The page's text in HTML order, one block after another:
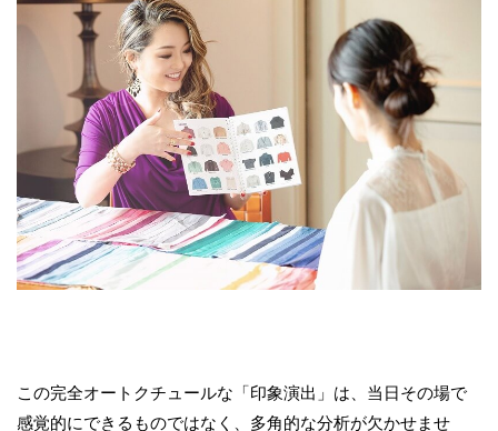
この完全オートクチュールな「印象演出」は、当日その場で
感覚的にできるものではなく、多角的な分析が欠かせませ